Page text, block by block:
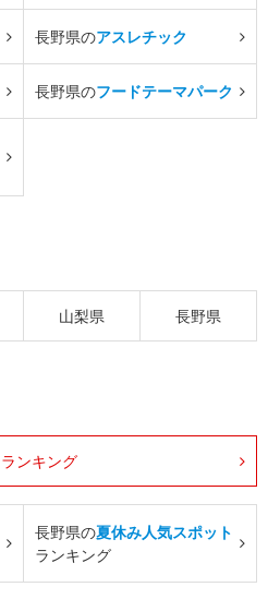
長野県のアスレチック
長野県のフードテーマパーク
山梨県 長野県
ランキング
長野県の夏休み人気スポット
ランキング